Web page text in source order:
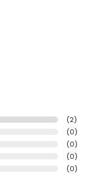
(2)
(0)
(0)
(0)
(0)